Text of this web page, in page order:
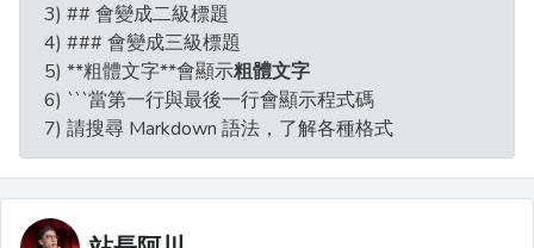
3) ## 會變成二級標題
4) ### 會變成三級標題
5) **粗體文字**會顯示粗體文字
6) ```當第一行與最後一行會顯示程式碼
7) 請搜尋 Markdown 語法，了解各種格式